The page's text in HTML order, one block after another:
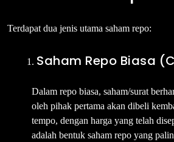
Terdapat dua jenis utama saham repo:
Saham Repo Biasa
Dalam repo biasa, saham/surat
oleh pihak pertama akan dibeli
tempo, dengan harga yang telah
adalah bentuk saham repo yang